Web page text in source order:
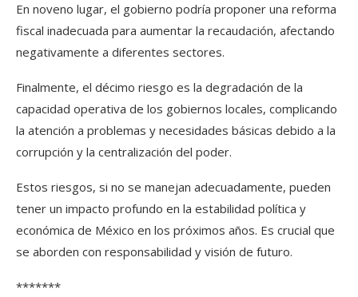
En noveno lugar, el gobierno podría proponer una reforma
fiscal inadecuada para aumentar la recaudación, afectando
negativamente a diferentes sectores.
Finalmente, el décimo riesgo es la degradación de la
capacidad operativa de los gobiernos locales, complicando
la atención a problemas y necesidades básicas debido a la
corrupción y la centralización del poder.
Estos riesgos, si no se manejan adecuadamente, pueden
tener un impacto profundo en la estabilidad política y
económica de México en los próximos años. Es crucial que
se aborden con responsabilidad y visión de futuro.
*******